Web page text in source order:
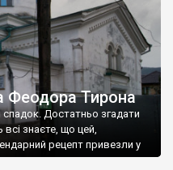
Феодора Тирона
Достатньо згадати
знаєте, що цей,
рецепт привезли у